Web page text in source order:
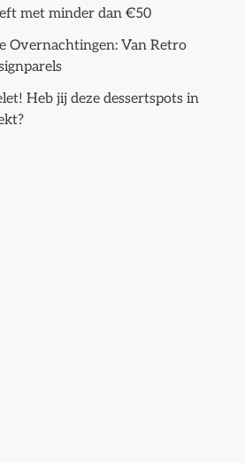
met minder dan €50
Overnachtingen: Van Retro
Heb jij deze dessertspots in